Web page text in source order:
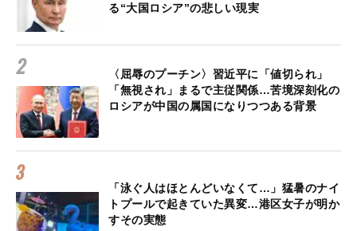
る“大国ロシア”の悲しい現実
〈屈辱のプーチン〉習近平に「値切られ」
「無視され」まるで主従関係…苦境深刻化の
ロシアが中国の属国になりつつある背景
「泳ぐ人はほとんどいなくて…」猛暑のナイ
トプールで起きていた異変…港区女子が明か
すその実態